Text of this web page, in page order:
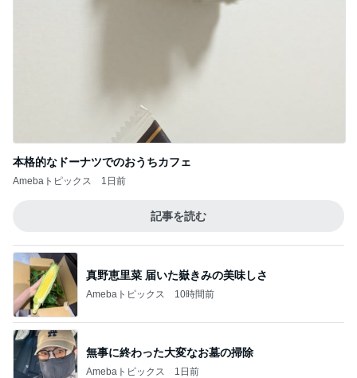
本格的なドーナツでのおうちカフェ
Amebaトピックス 1日前
記事を読む
真野恵里菜 届いた嶽きみの美味しさ
Amebaトピックス 10時間前
無事に終わった大変なお墓の掃除
Amebaトピックス 1日前